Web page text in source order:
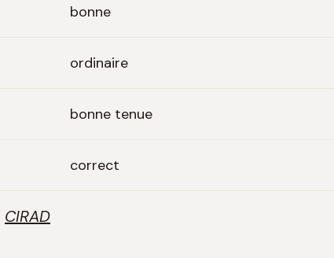
bonne
ordinaire
bonne tenue
correct
CIRAD